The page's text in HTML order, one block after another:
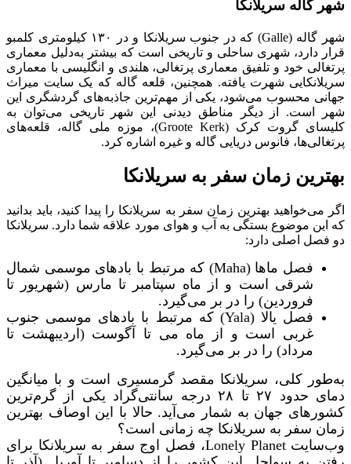
شهر گاله سریلانکا
شهر گاله (Galle) که در جنوب سریلانکا و در ۱۳۰ کیلومتری کلمبو
قرار دارد، شهری ساحلی و تاریخی است که بیشتر به‌دلیل معماری
پرتغالی خود و تلفیق معماری پرتغالی، هلندی و انگلیسی با معماری
سریلانکایی شهرت یافته. همچنین، قلعه گاله که یک سایت میراث
جهانی محسوب می‌شود، یکی از مهم‌ترین جاذبه‌های گردشگری این
شهر است. از دیگر مناطق دیدنی این شهر تاریخی می‌توان به
کلیسای گروت کرک (Groote Kerk)، موزه ملی گاله، قلعه‌های
پرتغالی‌ها، فانوس دریایی گاله و غیره اشاره کرد.
بهترین زمان سفر به سریلانکا
اگر می‌خواهید بهترین زمان سفر به سریلانکا را پیدا کنید، باید بدانید
که این موضوع بستگی به آب‌ و‌ هوای مورد علاقه شما دارد. سریلانکا
دو فصل اصلی دارد:
فصل ماها (Maha) که مرتبط با بادهای موسمی شمال
شرقی است و از ماه سپتامبر تا مارس (شهریور تا
فروردین) را در بر می‌گیرد.
فصل یالا (Yala) که مرتبط با بادهای موسمی جنوب
غربی است و از ماه می تا آگوست (اردیبهشت تا
مرداد) را در بر می‌گیرد.
به‌طور کلی، سریلانکا مقصد گرمسیری است و با میانگین
دمای حدود ۲۷ تا ۲۸ درجه سانتی‌گراد یکی از گرم‌ترین
کشورهای جهان به شمار می‌آید. حالا با این اوصاف بهترین
زمان سفر به سریلانکا چه زمانی است؟
وب‌سایت Lonely Planet، فصل اوج سفر به سریلانکا برای